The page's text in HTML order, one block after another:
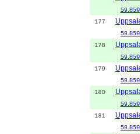
177
178
179
180
181